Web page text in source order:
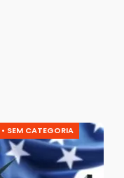
• SEM CATEGORIA